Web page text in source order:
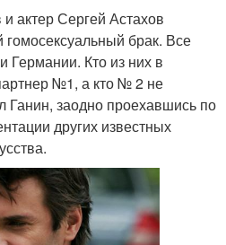
актер Сергей Астахов
брак. Все
Германии. Кто из них в
№1, а кто № 2 не
Ганин, заодно проехавшись по
других известных